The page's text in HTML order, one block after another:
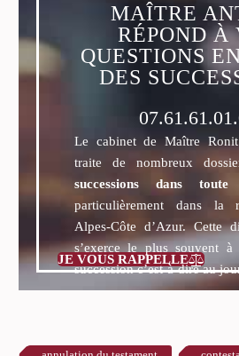
MAÎTRE
RÉPOND À
QUESTIONS
DES
Le cabinet de Maître
traite de nombreux
successions dans
particulièrement dans la
Alpes-Côte d’Azur. Cette
s’exerce le plus souvent
succession c’est-à-dire au
JE VOUS RAPPELLE